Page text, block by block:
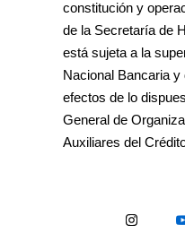
constitución y
de la Secretaría de
está sujeta a la
Nacional Bancaria
efectos de lo
General de
Auxiliares del